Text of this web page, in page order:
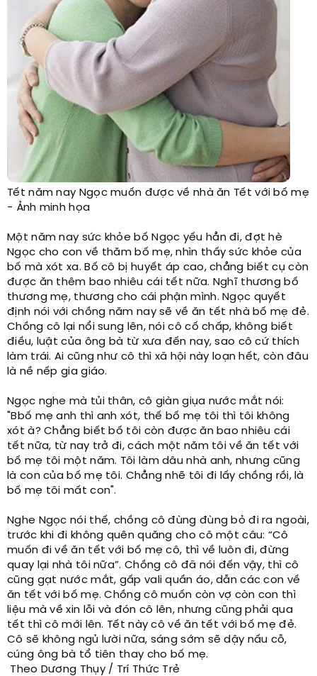
Tết năm nay Ngọc muốn được về nhà ăn Tết với bố mẹ
- Ảnh minh họa
Một năm nay sức khỏe bố Ngọc yếu hẳn đi, đợt hè
Ngọc cho con về thăm bố mẹ, nhìn thấy sức khỏe của
bố mà xót xa. Bố cô bị huyết áp cao, chẳng biết cụ còn
được ăn thêm bao nhiêu cái tết nữa. Nghĩ thương bố
thương mẹ, thương cho cái phận mình. Ngọc quyết
định nói với chồng năm nay sẽ về ăn tết nhà bố mẹ đẻ.
Chồng cô lại nổi sung lên, nói cô cố chấp, không biết
điều, luật của ông bà từ xưa đến nay, sao cô cứ thích
làm trái. Ai cũng như cô thì xã hội này loạn hết, còn đâu
là nề nếp gia giáo.
Ngọc nghe mà tủi thân, cô giàn giụa nước mắt nói:
"Bbố mẹ anh thì anh xót, thế bố mẹ tôi thì tôi không
xót à? Chẳng biết bố tôi còn được ăn bao nhiêu cái
tết nữa, từ nay trở đi, cách một năm tôi về ăn tết với
bố mẹ tôi một năm. Tôi làm dâu nhà anh, nhưng cũng
là con của bố mẹ tôi. Chẳng nhẽ tôi đi lấy chồng rồi, là
bố mẹ tôi mất con".
Nghe Ngọc nói thế, chồng cô đùng đùng bỏ đi ra ngoài,
trước khi đi không quên quăng cho cô một câu: “Cô
muốn đi về ăn tết với bố mẹ cô, thì về luôn đi, đừng
quay lại nhà tôi nữa”. Chồng cô đã nói đến vậy, thì cô
cũng gạt nước mắt, gấp vali quần áo, dẫn các con về
ăn tết với bố mẹ. Chồng cô muốn còn vợ còn con thì
liệu mà về xin lỗi và đón cô lên, nhưng cũng phải qua
tết thì cô mới lên. Tết này cô về ăn tết với bố mẹ đẻ.
Cô sẽ không ngủ lười nữa, sáng sớm sẽ dậy nấu cỗ,
cúng ông bà tổ tiên thay cho bố mẹ.
Theo Dương Thụy / Trí Thức Trẻ